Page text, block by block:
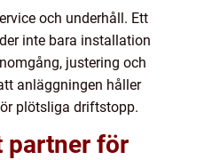
och underhåll. Ett
inte bara installation
justering och
anläggningen håller
plötsliga driftstopp.
partner för